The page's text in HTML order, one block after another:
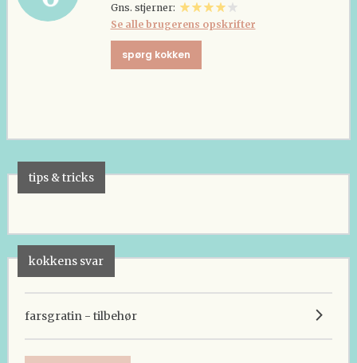
Gns. stjerner:
Se alle brugerens opskrifter
spørg kokken
tips & tricks
kokkens svar
farsgratin - tilbehør